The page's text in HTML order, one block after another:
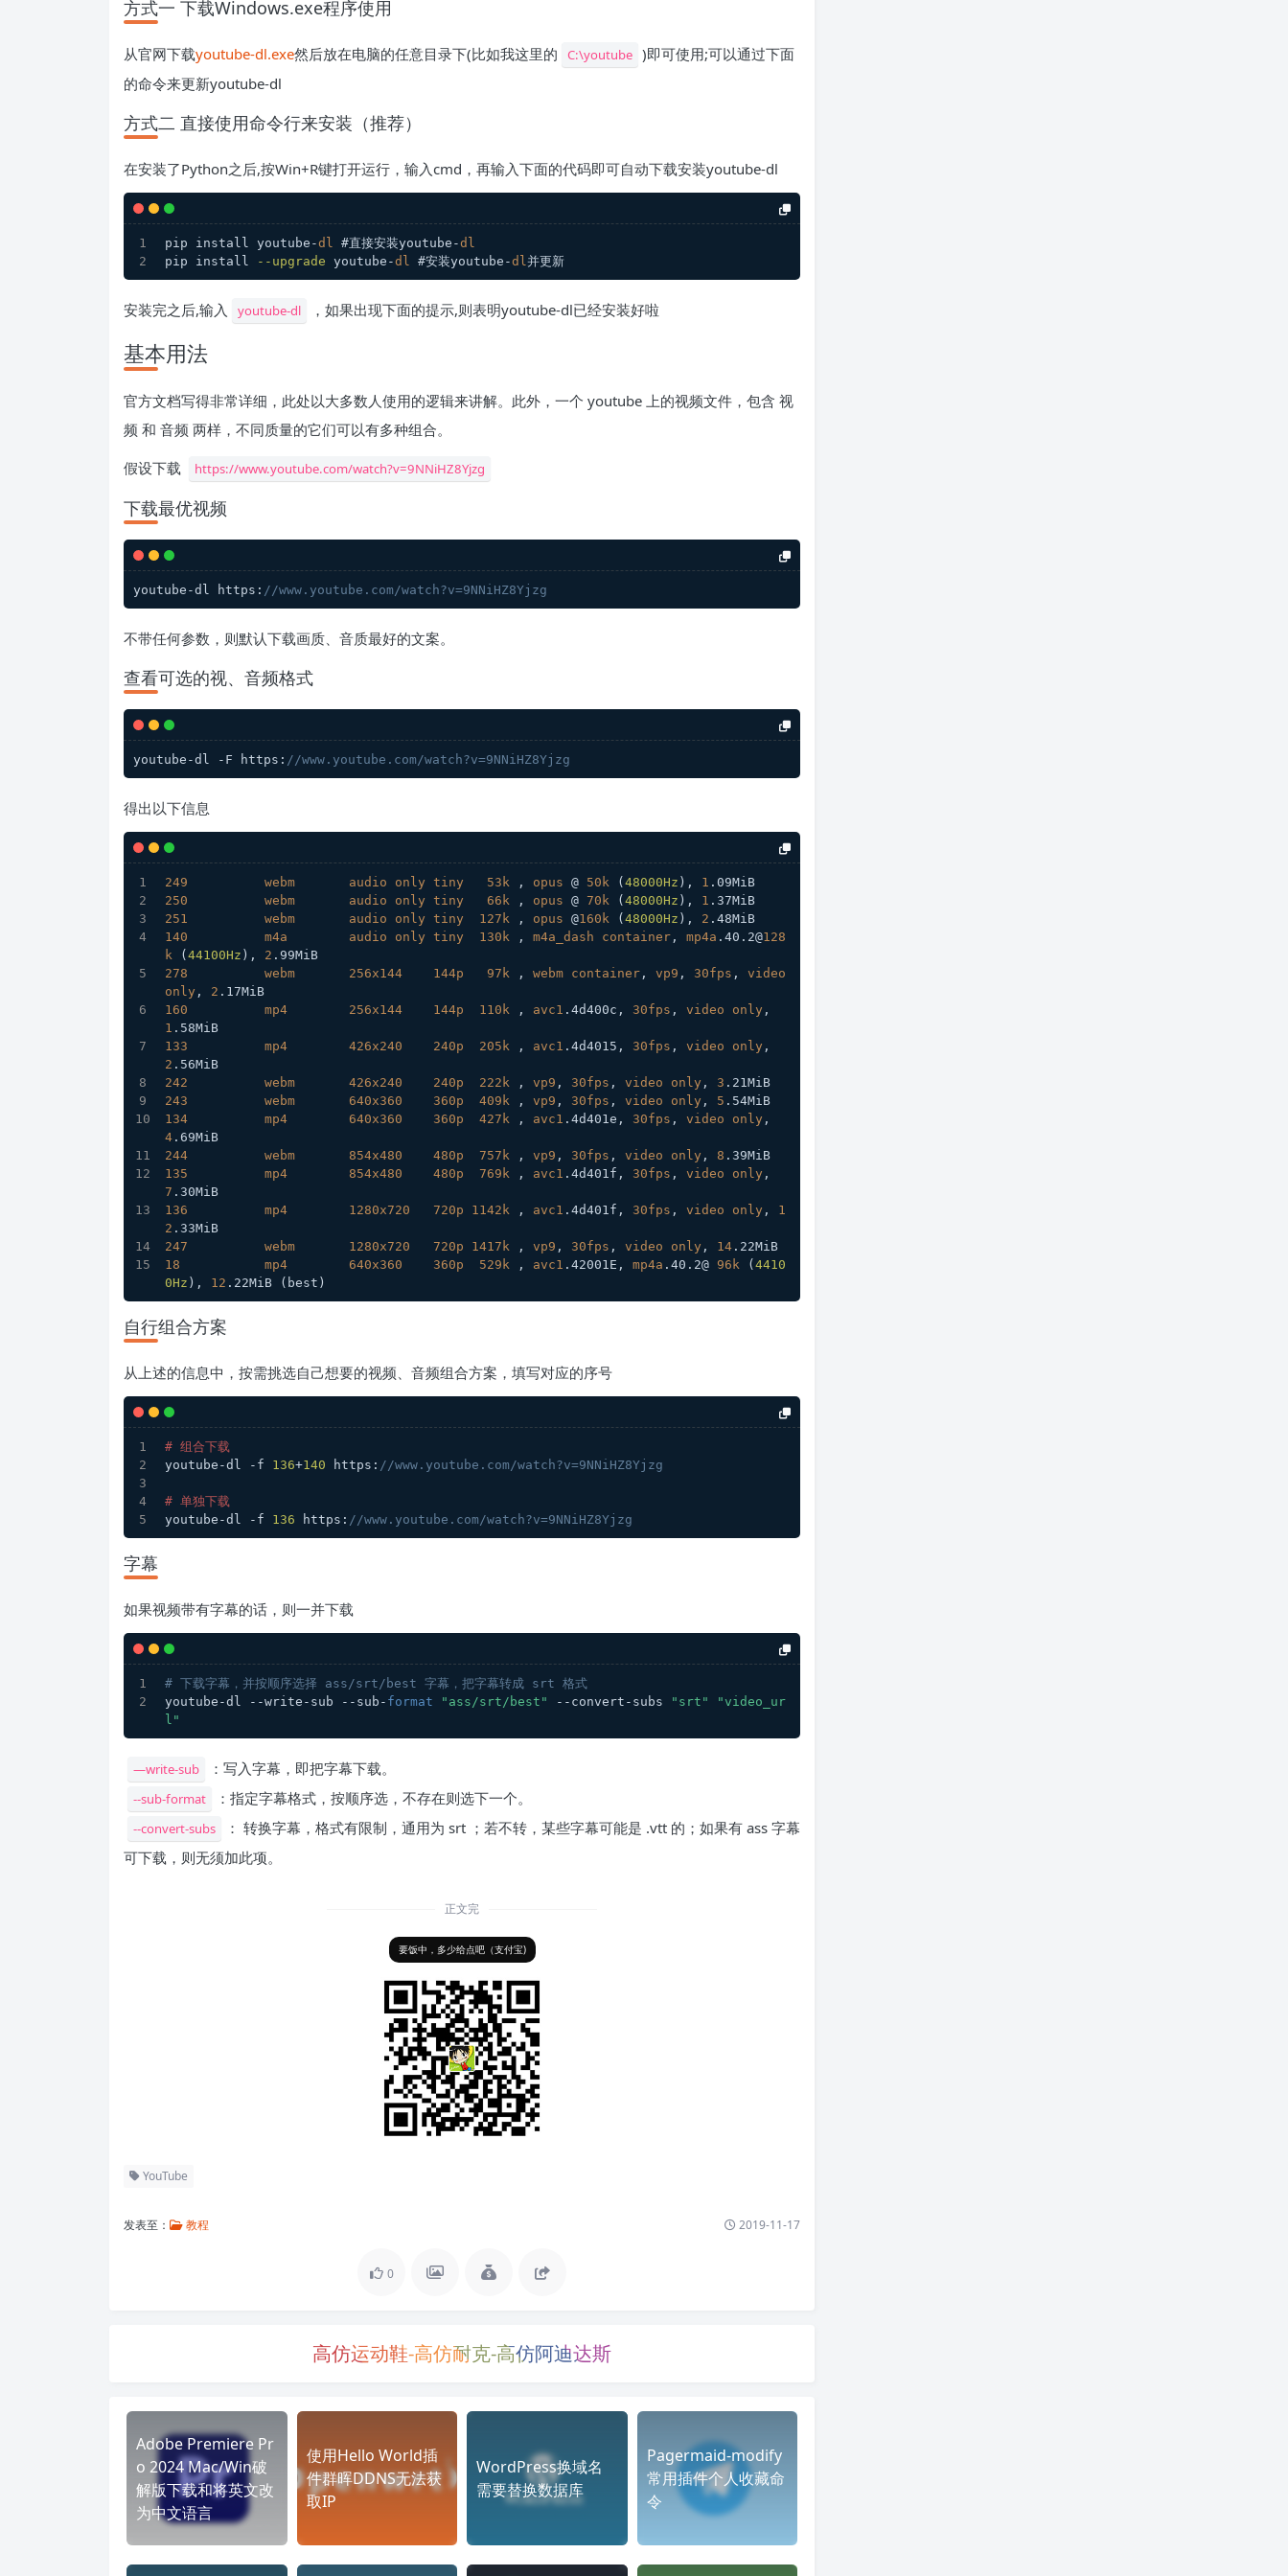
方式一 下载Windows.exe程序使用
从官网下载youtube-dl.exe然后放在电脑的任意目录下(比如我这里的 C:\youtube )即可使用;可以通过下面
的命令来更新youtube-dl
方式二 直接使用命令行来安装（推荐）
在安装了Python之后,按Win+R键打开运行，输入cmd，再输入下面的代码即可自动下载安装youtube-dl
pip install youtube-dl #直接安装youtube-dl
pip install
--upgrade youtube-dl #安装youtube-dl并更新
安装完之后,输入 youtube-dl ，如果出现下面的提示,则表明youtube-dl已经安装好啦
基本用法
官方文档写得非常详细，此处以大多数人使用的逻辑来讲解。此外，一个 youtube 上的视频文件，包含 视
频 和 音频 两样，不同质量的它们可以有多种组合。
假设下载
https://www.youtube.com/watch?v=9NNiHZ8Yjzg
下载最优视频
youtube-dl https: //www.youtube.com/watch?v=9NNiHZ8Yjzg
不带任何参数，则默认下载画质、音质最好的文案。
查看可选的视、音频格式
youtube-dl -F https: //www.youtube.com/watch?v=9NNiHZ8Yjzg
得出以下信息
249 webm audio only tiny 53k , opus @ 50k ( 48000Hz ), 1 .09MiB
250
webm audio only tiny 66k , opus @ 70k ( 48000Hz ), 1 .37MiB
251
webm audio only tiny 127k , opus @160k ( 48000Hz ), 2 .48MiB
140
m4a audio only tiny 130k , m4a_dash container , mp4a .40 .2@128
k ( 44100Hz ), 2 .99MiB
278
webm 256x144 144p 97k , webm container , vp9 , 30fps , video
only , 2 .17MiB
160
mp4 256x144 144p 110k , avc1 .4d400c , 30fps , video only
1 .58MiB
133
mp4 426x240 240p 205k , avc1 .4d4015 , 30fps , video only
2 .56MiB
242
webm 426x240 240p 222k , vp9 , 30fps , video only , 3 .21MiB
243
webm 640x360 360p 409k , vp9 , 30fps , video only , 5 .54MiB
134
mp4 640x360 360p 427k , avc1 .4d401e , 30fps , video only
4 .69MiB
244
webm 854x480 480p 757k , vp9 , 30fps , video only , 8 .39MiB
135
mp4 854x480 480p 769k , avc1 .4d401f , 30fps , video only
7 .30MiB
136
mp4 1280x720 720p 1142k , avc1 .4d401f , 30fps , video only , 1
2 .33MiB
247
webm 1280x720 720p 1417k , vp9 , 30fps , video only , 14 .22MiB
18
mp4 640x360 360p 529k , avc1 .42001E , mp4a .40 .2@ 96k ( 4410
0Hz ), 12 .22MiB (best)
自行组合方案
从上述的信息中，按需挑选自己想要的视频、音频组合方案，填写对应的序号
# 组合下载
youtube-dl -f 136+140 https: //www.youtube.com/watch?v=9NNiHZ8Yjzg
# 单独下载
youtube-dl -f 136 https: //www.youtube.com/watch?v=9NNiHZ8Yjzg
字幕
如果视频带有字幕的话，则一并下载
# 下载字幕，并按顺序选择 ass/srt/best 字幕，把字幕转成 srt 格式
youtube-dl --write-sub --sub- format "ass/srt/best" --convert-subs "srt"
"video_ur
l"
—write-sub ：写入字幕，即把字幕下载。
--sub-format ：指定字幕格式，按顺序选，不存在则选下一个。
--convert-subs
： 转换字幕，格式有限制，通用为 srt ；若不转，某些字幕可能是 .vtt 的；如果有 ass 字幕
可下载，则无须加此项。
正文完
要饭中，多少给点吧（支付宝)
YouTube
发表至： 教程 2019-11-17
0
高仿运动鞋-高仿耐克-高仿阿迪达斯
Adobe Premiere Pr
o 2024 Mac/Win破
解版下载和将英文改
为中文语言
使用Hello World插
件群晖DDNS无法获
取IP
WordPress换域名
需要替换数据库
Pagermaid-modify
常用插件个人收藏命
令